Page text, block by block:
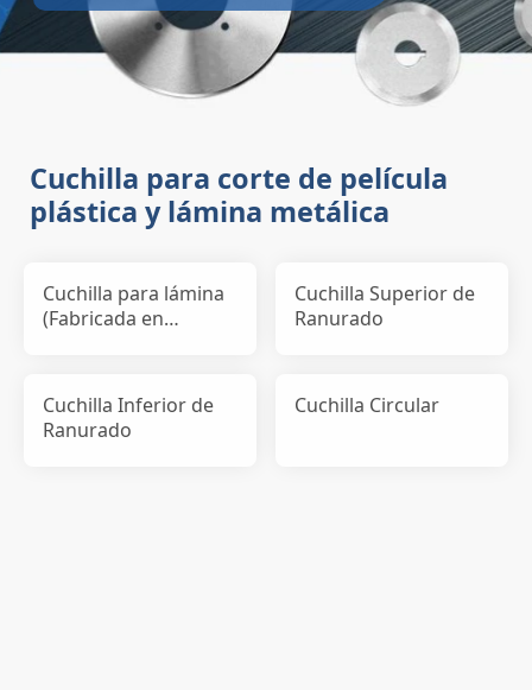
Cuchilla para corte de película
plástica y lámina metálica
Cuchilla para lámina
(Fabricada en
Cuchilla Superior de
Ranurado
Cuchilla Inferior de
Ranurado
Cuchilla Circular